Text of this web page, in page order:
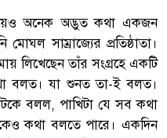
অনেক অদ্ভুত কথা একজন
সাম্রাজ্যের প্রতিষ্ঠাতা।
লিখেছেন তাঁর সংগ্রহে একটি
বলত। যা শুনত তা-ই বলত।
বলল, পাখিটা যে সব কথা
কথা বলতে পারে। একদিন